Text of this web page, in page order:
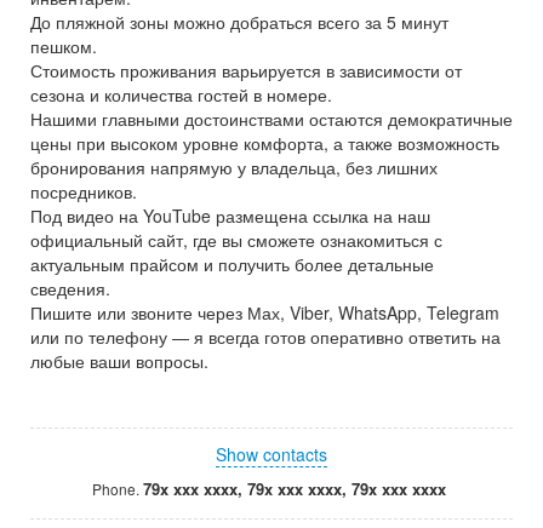
До пляжной зоны можно добраться всего за 5 минут
пешком.
Стоимость проживания варьируется в зависимости от
сезона и количества гостей в номере.
Нашими главными достоинствами остаются демократичные
цены при высоком уровне комфорта, а также возможность
бронирования напрямую у владельца, без лишних
посредников.
Под видео на YouTube размещена ссылка на наш
официальный сайт, где вы сможете ознакомиться с
актуальным прайсом и получить более детальные
сведения.
Пишите или звоните через Мах, Viber, WhatsApp, Telegram
или по телефону — я всегда готов оперативно ответить на
любые ваши вопросы.
Show contacts
Phone. 79x xxx xxxx, 79x xxx xxxx, 79x xxx xxxx